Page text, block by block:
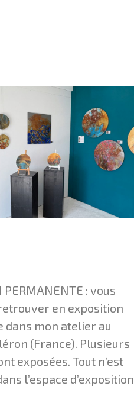
PERMANENTE : vous
en exposition
dans mon atelier au
(France). Plusieurs
exposées. Tout n’est
l’espace d’exposition